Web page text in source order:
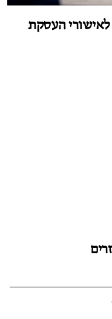
לאישורי העסקת